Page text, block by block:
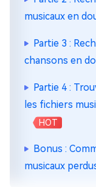
musicaux en
Partie 3 :
chansons en
Partie 4 :
les fichiers
HOT
Bonus :
musicaux